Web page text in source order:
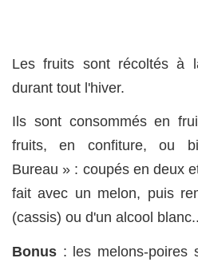
Les fruits sont récoltés à
durant tout l'hiver.
Ils sont consommés en
fruits, en confiture, ou
Bureau » : coupés en deux
fait avec un melon, puis
(cassis) ou d'un alcool
Bonus : les melons-poires